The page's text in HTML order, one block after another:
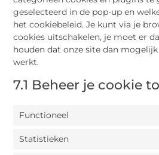
geselecteerd in de pop-up en
het cookiebeleid. Je kunt via je
cookies uitschakelen, je moet er
houden dat onze site dan
werkt.
7.1 Beheer je cookie
Functioneel
Statistieken